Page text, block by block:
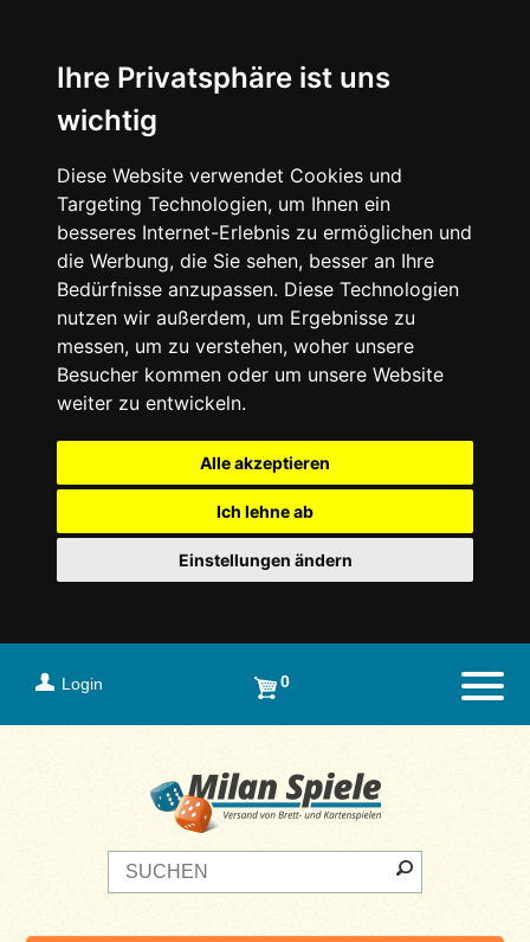
Ihre Privatsphäre ist uns
wichtig
Diese Website verwendet Cookies und
Targeting Technologien, um Ihnen ein
besseres Internet-Erlebnis zu ermöglichen und
die Werbung, die Sie sehen, besser an Ihre
Bedürfnisse anzupassen. Diese Technologien
nutzen wir außerdem, um Ergebnisse zu
messen, um zu verstehen, woher unsere
Besucher kommen oder um unsere Website
weiter zu entwickeln.
Alle akzeptieren
Ich lehne ab
Einstellungen ändern
Login 0